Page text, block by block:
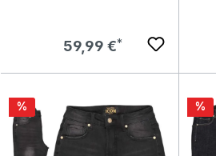
Regulärer Preis:
59,99 €
Rabatt
% %